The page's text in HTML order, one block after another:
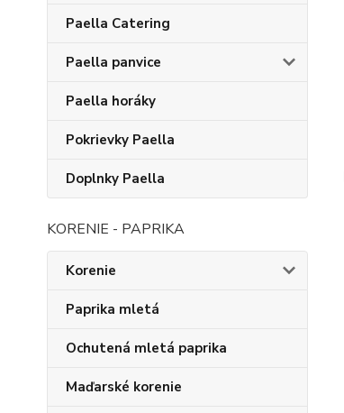
Paella Catering
Paella panvice
Paella horáky
Pokrievky Paella
Doplnky Paella
KORENIE - PAPRIKA
Korenie
Paprika mletá
Ochutená mletá paprika
Maďarské korenie